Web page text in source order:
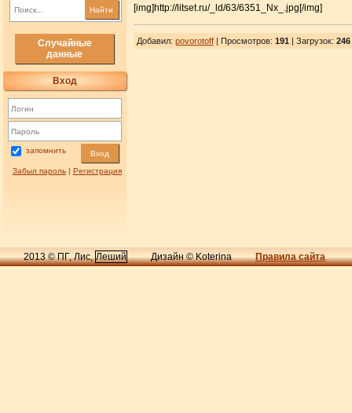
Найти
Случайные
данные
Вход
запомнить Вход
Забыл пароль| Регистрация
[img]http://litset.ru/_ld/63/6351_Nx_.jpg[/img]
Добавил: povorotoff| Просмотров: 191| Загрузок: 246
2013 © ПГ, Лис,Леший Дизайн © Koterina Правила сайта